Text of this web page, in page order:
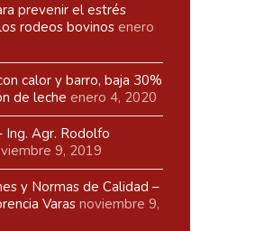
prevenir el estrés
rodeos bovinos enero
calor y barro, baja 30%
de leche enero 4, 2020
Ing. Agr. Rodolfo
9, 2019
y Normas de Calidad –
Varasnoviembre 9,